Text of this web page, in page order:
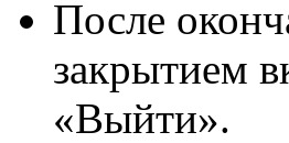
После
закрытием
«Выйти».